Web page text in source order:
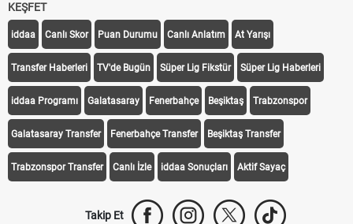
KEŞFET
iddaa Canlı Skor Puan Durumu Canlı Anlatım At Yarışı
Transfer Haberleri TV'de Bugün Süper Lig Fikstür Süper Lig Haberleri
iddaa Programı Galatasaray Fenerbahçe Beşiktaş Trabzonspor
Galatasaray Transfer Fenerbahçe Transfer Beşiktaş Transfer
Trabzonspor Transfer Canlı İzle iddaa Sonuçları Aktif Sayaç
Takip Et